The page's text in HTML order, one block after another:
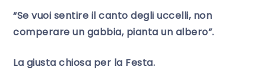
“Se vuoi sentire il canto degli uccelli, non
comperare un gabbia, pianta un albero”.
La giusta chiosa per la Festa.